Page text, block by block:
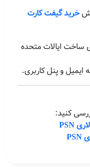
خرید گیفت کارت
ایالات متحده
ایمیل و پنل کاربری.
کنید: